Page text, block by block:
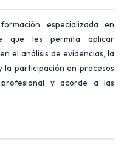
especializada en
que les permita aplicar
el análisis de evidencias, la
la participación en procesos
y acorde a las